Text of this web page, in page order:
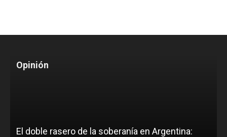
Opinión
El doble rasero de la soberanía en Argentina: